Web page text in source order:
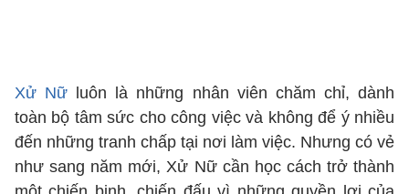
Xử Nữ luôn là những nhân viên chăm chỉ, dành
toàn bộ tâm sức cho công việc và không để ý nhiều
đến những tranh chấp tại nơi làm việc. Nhưng có vẻ
như sang năm mới, Xử Nữ cần học cách trở thành